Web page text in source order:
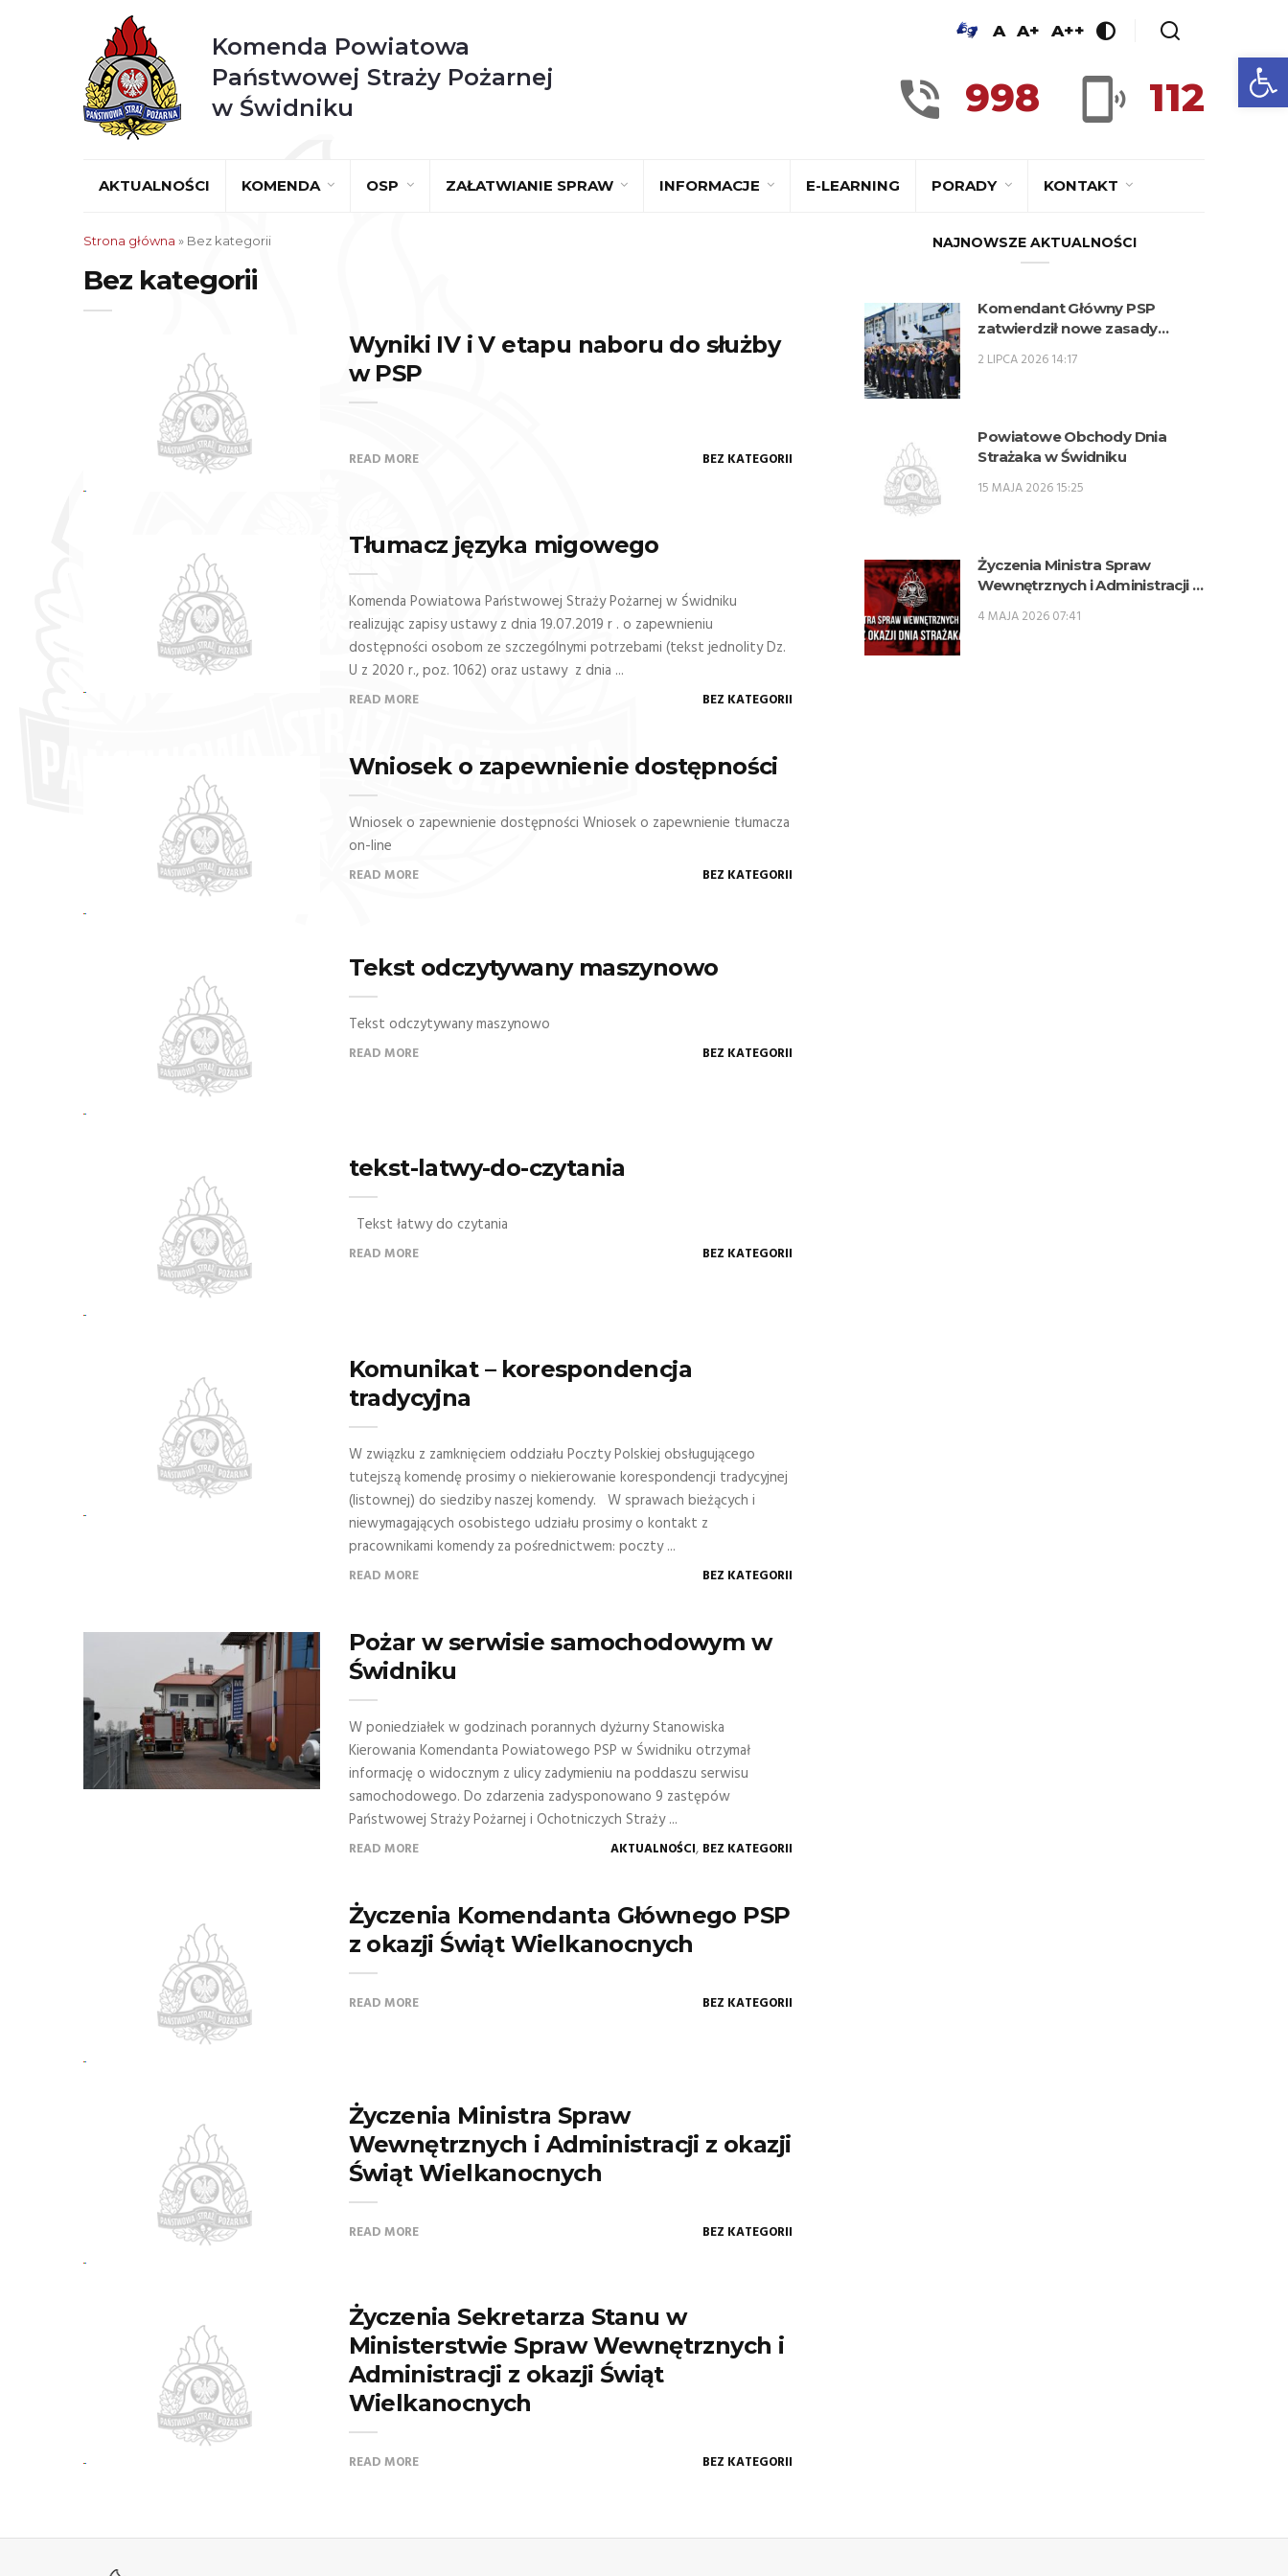
Komenda Powiatowa
Państwowej Straży Pożarnej
w Świdniku
A A+ A++
998 112
AKTUALNOŚCI KOMENDA OSP ZAŁATWIANIE SPRAW INFORMACJE E-LEARNING PORADY KONTAKT
Strona główna » Bez kategorii
Bez kategorii
Wyniki IV i V etapu naboru do służby
w PSP
READ MORE BEZ KATEGORII
Tłumacz języka migowego
Komenda Powiatowa Państwowej Straży Pożarnej w Świdniku
realizując zapisy ustawy z dnia 19.07.2019 r . o zapewnieniu
dostępności osobom ze szczególnymi potrzebami (tekst jednolity Dz.
U z 2020 r., poz. 1062) oraz ustawy z dnia ...
READ MORE BEZ KATEGORII
Wniosek o zapewnienie dostępności
Wniosek o zapewnienie dostępności Wniosek o zapewnienie tłumacza
on-line
READ MORE BEZ KATEGORII
Tekst odczytywany maszynowo
Tekst odczytywany maszynowo
READ MORE BEZ KATEGORII
tekst-latwy-do-czytania
Tekst łatwy do czytania
READ MORE BEZ KATEGORII
Komunikat – korespondencja
tradycyjna
W związku z zamknięciem oddziału Poczty Polskiej obsługującego
tutejszą komendę prosimy o niekierowanie korespondencji tradycyjnej
(listownej) do siedziby naszej komendy. W sprawach bieżących i
niewymagających osobistego udziału prosimy o kontakt z
pracownikami komendy za pośrednictwem: poczty ...
READ MORE BEZ KATEGORII
Pożar w serwisie samochodowym w
Świdniku
W poniedziałek w godzinach porannych dyżurny Stanowiska
Kierowania Komendanta Powiatowego PSP w Świdniku otrzymał
informację o widocznym z ulicy zadymieniu na poddaszu serwisu
samochodowego. Do zdarzenia zadysponowano 9 zastępów
Państwowej Straży Pożarnej i Ochotniczych Straży ...
READ MORE AKTUALNOŚCI, BEZ KATEGORII
Życzenia Komendanta Głównego PSP
z okazji Świąt Wielkanocnych
READ MORE BEZ KATEGORII
Życzenia Ministra Spraw
Wewnętrznych i Administracji z okazji
Świąt Wielkanocnych
READ MORE BEZ KATEGORII
Życzenia Sekretarza Stanu w
Ministerstwie Spraw Wewnętrznych i
Administracji z okazji Świąt
Wielkanocnych
READ MORE BEZ KATEGORII
NAJNOWSZE AKTUALNOŚCI
Komendant Główny PSP
zatwierdził nowe zasady
kwalifikacyjne kursy
roku szkolnym 2026/2027.
2 LIPCA 2026 14:17
Powiatowe Obchody Dnia
Strażaka w Świdniku
15 MAJA 2026 15:25
Życzenia Ministra Spraw
Wewnętrznych i Administracji z
4 MAJA 2026 07:41